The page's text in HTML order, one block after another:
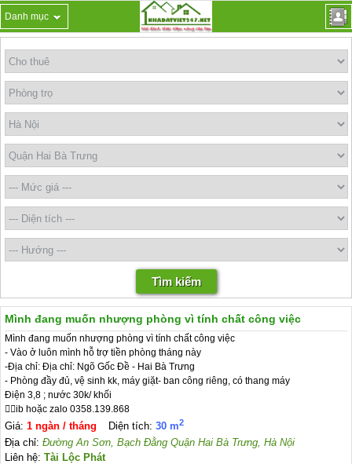
Danh mục
Mình đang muốn nhượng phòng vì tính chất công việc
Mình đang muốn nhượng phòng vì tính chất công việc
- Vào ở luôn mình hỗ trợ tiền phòng tháng này
-Địa chỉ: Địa chỉ: Ngõ Gốc Đề - Hai Bà Trưng
- Phòng đầy đủ, vệ sinh kk, máy giặt- ban công riêng, có thang máy
Điện 3,8 ; nước 30k/ khối
👉🏻ib hoặc zalo 0358.139.868
Giá: 1 ngàn / tháng Diện tích: 30 m2
Địa chỉ: Đường An Sơn, Bạch Đằng Quận Hai Bà Trưng, Hà Nội
Liên hệ: Tài Lộc Phát